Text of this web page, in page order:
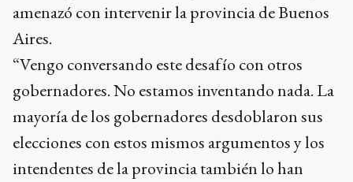
amenazó con intervenir la provincia de Buenos
Aires.
“Vengo conversando este desafío con otros
gobernadores. No estamos inventando nada. La
mayoría de los gobernadores desdoblaron sus
elecciones con estos mismos argumentos y los
intendentes de la provincia también lo han